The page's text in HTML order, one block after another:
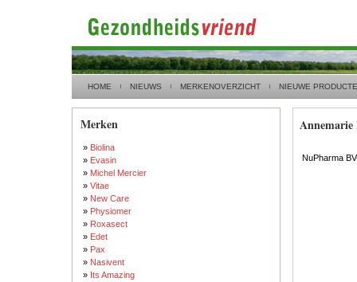
HOME NIEUWS MERKENOVERZICHT NIEUWE
Merken
» Biolina
» Evasin
» Michel Mercier
» Vitae
» New Care
» Physiomer
» Roxasect
» Edet
» Pax
» Nasivent
» Its Amazing
NuPharma